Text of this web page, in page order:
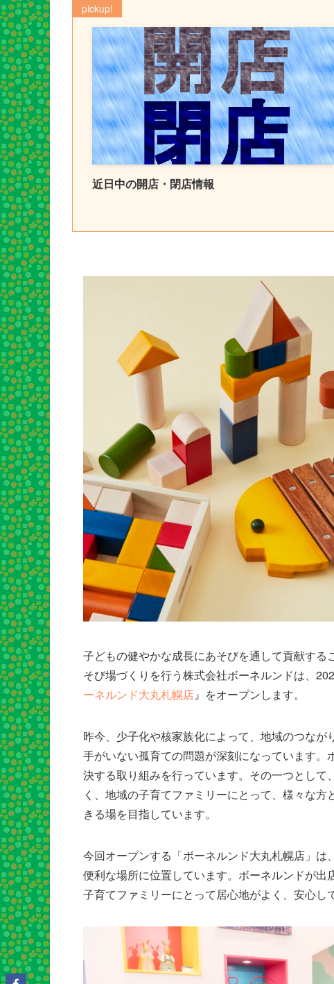
pickup!
近日中の開店・閉店情報
子どもの健やかな成長にあそびを通して貢献す
そび場づくりを行う株式会社ボーネルンドは、
ーネルンド大丸札幌店』をオープンします。
昨今、少子化や核家族化によって、地域のつな
手がいない孤育ての問題が深刻になっています
決する取り組みを行っています。その一つとし
く、地域の子育てファミリーにとって、様々な
きる場を目指しています。
今回オープンする「ボーネルンド大丸札幌店」
便利な場所に位置しています。ボーネルンドが出
子育てファミリーにとって居心地がよく、安心し